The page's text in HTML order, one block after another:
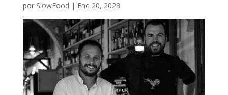
por SlowFood | Ene 20, 2023